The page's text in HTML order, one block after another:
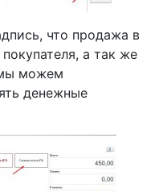
что продажа в
а так же
мы можем
денежные